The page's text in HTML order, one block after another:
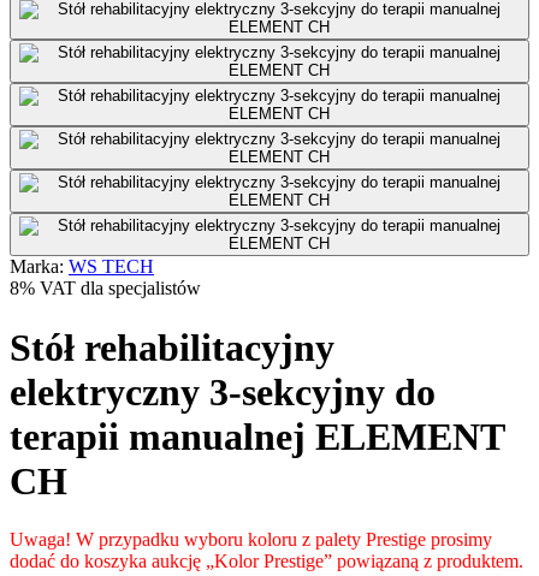
Marka: WS TECH
8% VAT dla specjalistów
Stół rehabilitacyjny
elektryczny 3-sekcyjny do
terapii manualnej ELEMENT
CH
Uwaga! W przypadku wyboru koloru z palety Prestige prosimy
dodać do koszyka aukcję „Kolor Prestige” powiązaną z produktem.